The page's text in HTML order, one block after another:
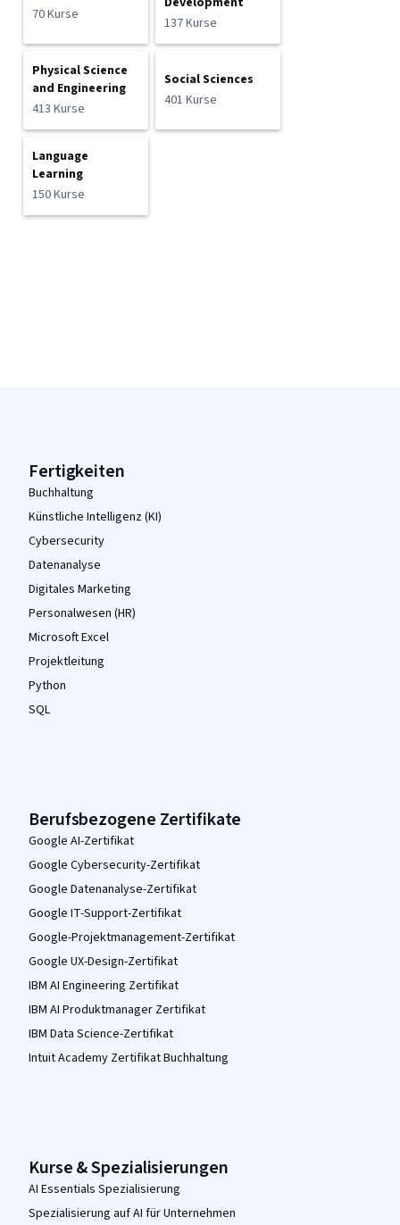
70 Kurse
137 Kurse
Physical Science
and Engineering
413 Kurse
Social Sciences
401 Kurse
Language
Learning
150 Kurse
Fertigkeiten
Buchhaltung
Künstliche Intelligenz (KI)
Cybersecurity
Datenanalyse
Digitales Marketing
Personalwesen (HR)
Microsoft Excel
Projektleitung
Python
SQL
Berufsbezogene Zertifikate
Google AI-Zertifikat
Google Cybersecurity-Zertifikat
Google Datenanalyse-Zertifikat
Google IT-Support-Zertifikat
Google-Projektmanagement-Zertifikat
Google UX-Design-Zertifikat
IBM AI Engineering Zertifikat
IBM AI Produktmanager Zertifikat
IBM Data Science-Zertifikat
Intuit Academy Zertifikat Buchhaltung
Kurse & Spezialisierungen
AI Essentials Spezialisierung
Spezialisierung auf AI für Unternehmen